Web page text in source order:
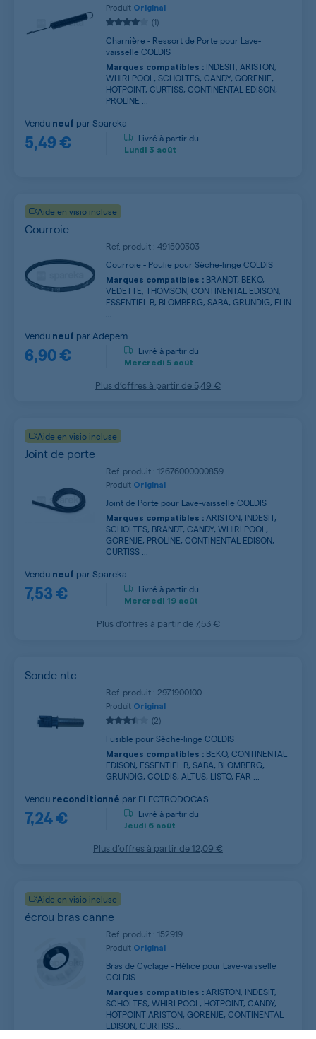
Produit Original
(1)
Charnière - Ressort de Porte pour Lave-
vaisselle COLDIS
Marques compatibles : INDESIT, ARISTON,
WHIRLPOOL, SCHOLTES, CANDY, GORENJE,
HOTPOINT, CURTISS, CONTINENTAL EDISON,
PROLINE ...
5,49 €
Vendu neuf parSpareka
Livré à partir du
Lundi 3 août
Aide en visio incluse
Courroie
Ref. produit : 491500303
Courroie - Poulie pour Sèche-linge COLDIS
Marques compatibles : BRANDT, BEKO,
VEDETTE, THOMSON, CONTINENTAL EDISON,
ESSENTIEL B, BLOMBERG, SABA, GRUNDIG, ELIN
6,90 €
Vendu neuf par Adepem
Livré à partir du
Mercredi 5 août
Plus d’offres à partir de 5,49 €
Aide en visio incluse
Joint de porte
Ref. produit : 12676000000859
Produit Original
Joint de Porte pour Lave-vaisselle COLDIS
Marques compatibles : ARISTON, INDESIT,
SCHOLTES, BRANDT, CANDY, WHIRLPOOL,
GORENJE, PROLINE, CONTINENTAL EDISON,
CURTISS ...
7,53 €
Vendu neuf parSpareka
Livré à partir du
Mercredi 19 août
Plus d’offres à partir de7,53 €
Sonde ntc
Ref. produit : 2971900100
Produit Original
(2)
Fusible pour Sèche-linge COLDIS
Marques compatibles : BEKO, CONTINENTAL
EDISON, ESSENTIEL B, SABA, BLOMBERG,
GRUNDIG, COLDIS, ALTUS, LISTO, FAR ...
7,24 €
Vendu reconditionné par ELECTRODOCAS
Livré à partir du
Jeudi 6 août
Plus d’offres à partir de12,09 €
Aide en visio incluse
écrou bras canne
Ref. produit : 152919
Produit Original
Bras de Cyclage - Hélice pour Lave-vaisselle
COLDIS
Marques compatibles : ARISTON, INDESIT,
SCHOLTES, WHIRLPOOL, HOTPOINT, CANDY,
HOTPOINT ARISTON, GORENJE, CONTINENTAL
EDISON, CURTISS ...